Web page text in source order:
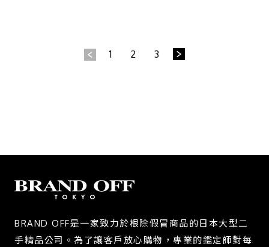
1 2 3
BRAND OFF是一家致力於根除假冒商品的日本大型二
手精品公司。為了讓客戶放心購物，專業的鑑定師對每